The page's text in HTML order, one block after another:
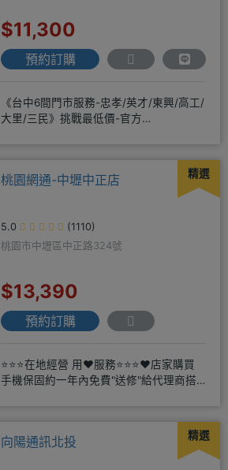
$11,300
預約訂購
《台中6間門市服務-忠孝/英才/東興/高工/
大里/三民》挑戰最低價-官方
精選
桃園網通-中壢中正店
5.0
(1110)
桃園市中壢區中正路324號
$13,390
預約訂購
⭐⭐⭐在地經營 用❤️服務⭐⭐⭐❤️店家購買
手機保固約一年內免費"送修"給代理商搭
精選
向陽通訊北投